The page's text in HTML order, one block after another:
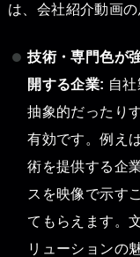
は、会社紹介動画
技術・専門色が
開する企業: 自
抽象的だったり
有効です。例え
術を提供する企
スを映像で示す
てもらえます。
リューションの